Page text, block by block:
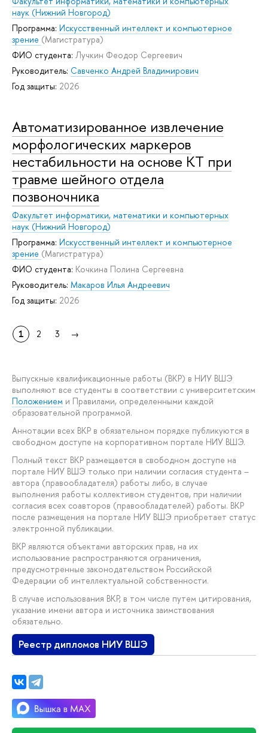
наук (Нижний Новгород)
Программа: Искусственный интеллект и компьютерное
зрение (Магистратура)
ФИО студента: Лучкин Феодор Сергеевич
Руководитель: Савченко Андрей Владимирович
Год защиты: 2026
Автоматизированное извлечение
морфологических маркеров
нестабильности на основе КТ при
травме шейного отдела
позвоночника
Факультет информатики, математики и компьютерных
наук (Нижний Новгород)
Программа: Искусственный интеллект и компьютерное
зрение (Магистратура)
ФИО студента: Кочкина Полина Сергеевна
Руководитель: Макаров Илья Андреевич
Год защиты: 2026
1 2 3 →
Выпускные квалификационные работы (ВКР) в НИУ ВШЭ
выполняют все студенты в соответствии с университетским
Положением и Правилами, определенными каждой
образовательной программой.
Аннотации всех ВКР в обязательном порядке публикуются в
свободном доступе на корпоративном портале НИУ ВШЭ.
Полный текст ВКР размещается в свободном доступе на
портале НИУ ВШЭ только при наличии согласия студента –
автора (правообладателя) работы либо, в случае
выполнения работы коллективом студентов, при наличии
согласия всех соавторов (правообладателей) работы. ВКР
после размещения на портале НИУ ВШЭ приобретает статус
электронной публикации.
ВКР являются объектами авторских прав, на их
использование распространяются ограничения,
предусмотренные законодательством Российской
Федерации об интеллектуальной собственности.
В случае использования ВКР, в том числе путем цитирования,
указание имени автора и источника заимствования
обязательно.
Реестр дипломов НИУ ВШЭ